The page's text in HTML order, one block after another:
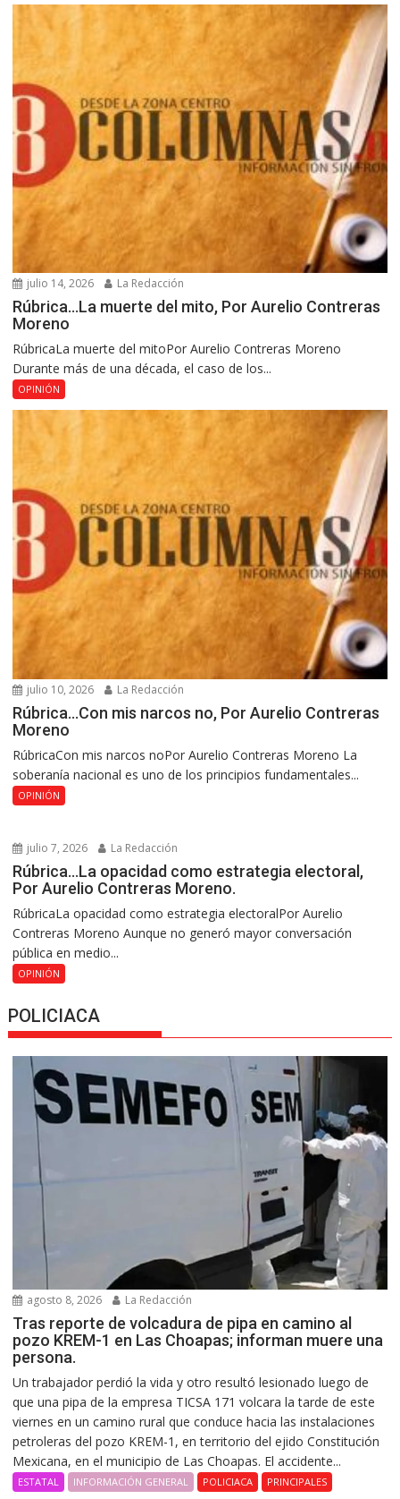
julio 14, 2026 La Redacción
Rúbrica…La muerte del mito, Por Aurelio Contreras
Moreno
RúbricaLa muerte del mitoPor Aurelio Contreras Moreno
Durante más de una década, el caso de los...
OPINIÓN
julio 10, 2026 La Redacción
Rúbrica…Con mis narcos no, Por Aurelio Contreras
Moreno
RúbricaCon mis narcos noPor Aurelio Contreras Moreno La
soberanía nacional es uno de los principios fundamentales...
OPINIÓN
julio 7, 2026 La Redacción
Rúbrica…La opacidad como estrategia electoral,
Por Aurelio Contreras Moreno.
RúbricaLa opacidad como estrategia electoralPor Aurelio
Contreras Moreno Aunque no generó mayor conversación
pública en medio...
OPINIÓN
POLICIACA
agosto 8, 2026 La Redacción
Tras reporte de volcadura de pipa en camino al
pozo KREM-1 en Las Choapas; informan muere una
persona.
Un trabajador perdió la vida y otro resultó lesionado luego de
que una pipa de la empresa TICSA 171 volcara la tarde de este
viernes en un camino rural que conduce hacia las instalaciones
petroleras del pozo KREM-1, en territorio del ejido Constitución
Mexicana, en el municipio de Las Choapas. El accidente...
ESTATAL INFORMACIÓN GENERAL POLICIACA PRINCIPALES